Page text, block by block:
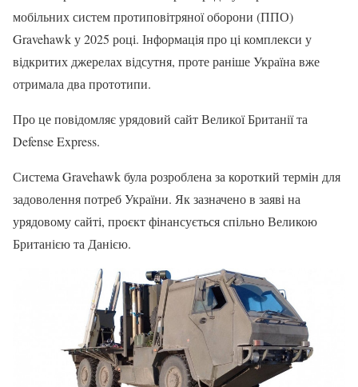
мобільних систем протиповітряної оборони (ППО)
Gravehawk у 2025 році. Інформація про ці комплекси у
відкритих джерелах відсутня, проте раніше Україна вже
отримала два прототипи.
Про це повідомляє урядовий сайт Великої Британії та
Defense Express.
Система Gravehawk була розроблена за короткий термін для
задоволення потреб України. Як зазначено в заяві на
урядовому сайті, проєкт фінансується спільно Великою
Британією та Данією.